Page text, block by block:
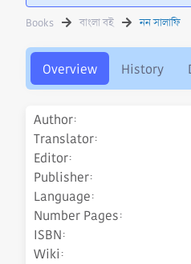
t
h
r
Books বাংলা বই নন সালাফি
Overview History
Author
Translator
Editor
Publisher
Language
Number Pages
ISBN
Wiki